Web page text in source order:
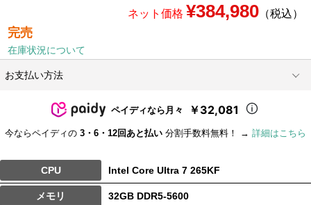
ネット価格 ¥384,980（税込）
完売
在庫状況について
お支払い方法
ペイディなら月々 ￥32,081
今ならペイディの 3・6・12回あと払い 分割手数料無料！ → 詳細はこちら
CPU Intel Core Ultra 7 265KF
メモリ 32GB DDR5-5600